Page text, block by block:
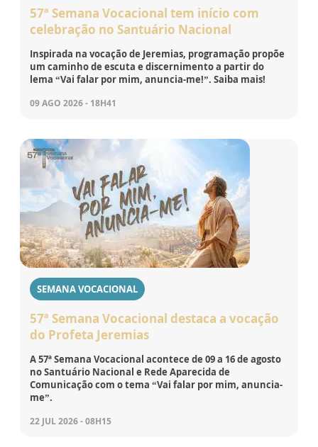
57ª Semana Vocacional tem início com
celebração no Santuário Nacional
Inspirada na vocação de Jeremias, programação propõe
um caminho de escuta e discernimento a partir do
lema “Vai falar por mim, anuncia-me!”. Saiba mais!
09 AGO 2026 - 18H41
SEMANA VOCACIONAL
57ª Semana Vocacional destaca a vocação
do Profeta Jeremias
A 57ª Semana Vocacional acontece de 09 a 16 de agosto
no Santuário Nacional e Rede Aparecida de
Comunicação com o tema “Vai falar por mim, anuncia-
me”.
22 JUL 2026 - 08H15